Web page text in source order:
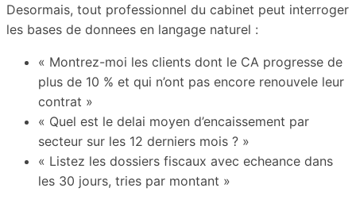
Desormais, tout professionnel du cabinet peut interroger
les bases de donnees en langage naturel :
« Montrez-moi les clients dont le CA progresse de
plus de 10 % et qui n’ont pas encore renouvele leur
contrat »
« Quel est le delai moyen d’encaissement par
secteur sur les 12 derniers mois ? »
« Listez les dossiers fiscaux avec echeance dans
les 30 jours, tries par montant »